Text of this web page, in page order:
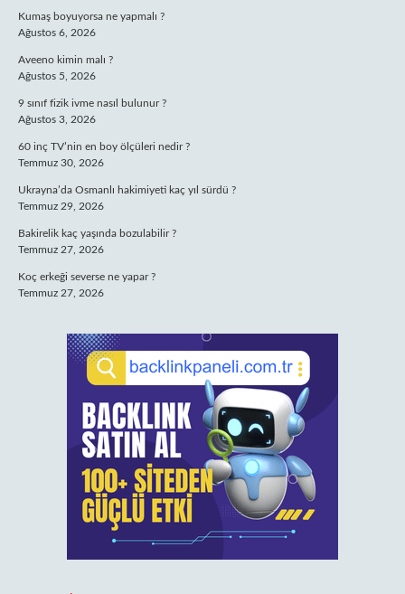
Kumaş boyuyorsa ne yapmalı ?
Ağustos 6, 2026
Aveeno kimin malı ?
Ağustos 5, 2026
9 sınıf fizik ivme nasıl bulunur ?
Ağustos 3, 2026
60 inç TV’nin en boy ölçüleri nedir ?
Temmuz 30, 2026
Ukrayna’da Osmanlı hakimiyeti kaç yıl sürdü ?
Temmuz 29, 2026
Bakirelik kaç yaşında bozulabilir ?
Temmuz 27, 2026
Koç erkeği severse ne yapar ?
Temmuz 27, 2026